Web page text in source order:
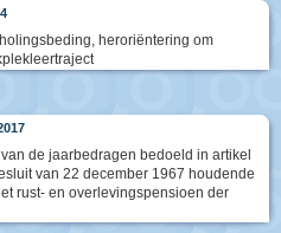
heroriëntering om
de jaarbedragen bedoeld in artikel
van 22 december 1967 houdende
rust- en overlevingspensioen der